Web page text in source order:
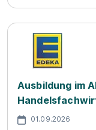
Ausbildung im
01.09.2026